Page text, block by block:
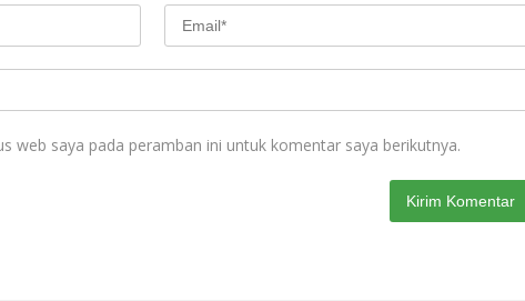
web saya pada peramban ini untuk komentar saya berikutnya.